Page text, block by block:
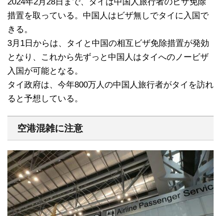
措置を取っている。中国人はビザ無しでタイに入国で
きる。
3月1日からは、タイと中国の相互ビザ免除措置が発効
となり、これから先ずっと中国人はタイへのノービザ
入国が可能となる。
タイ政府は、今年800万人の中国人旅行者がタイを訪れ
ると予想している。
空港混雑に注意